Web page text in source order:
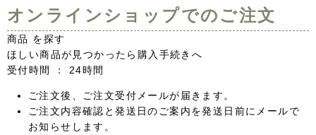
オンラインショップでのご注文
商品 を探す
ほしい商品が見つかったら購入手続きへ
受付時間 ： 24時間
ご注文後、ご注文受付メールが届きます。
ご注文内容確認と発送日のご案内を発送日前にメールで
お知らせします。